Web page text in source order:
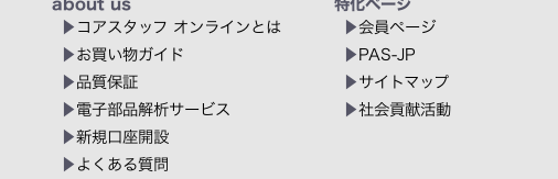
about us
コアスタッフ オンラインとは
お買い物ガイド
品質保証
電子部品解析サービス
新規口座開設
よくある質問
特化ページ
会員ページ
PAS-JP
サイトマップ
社会貢献活動